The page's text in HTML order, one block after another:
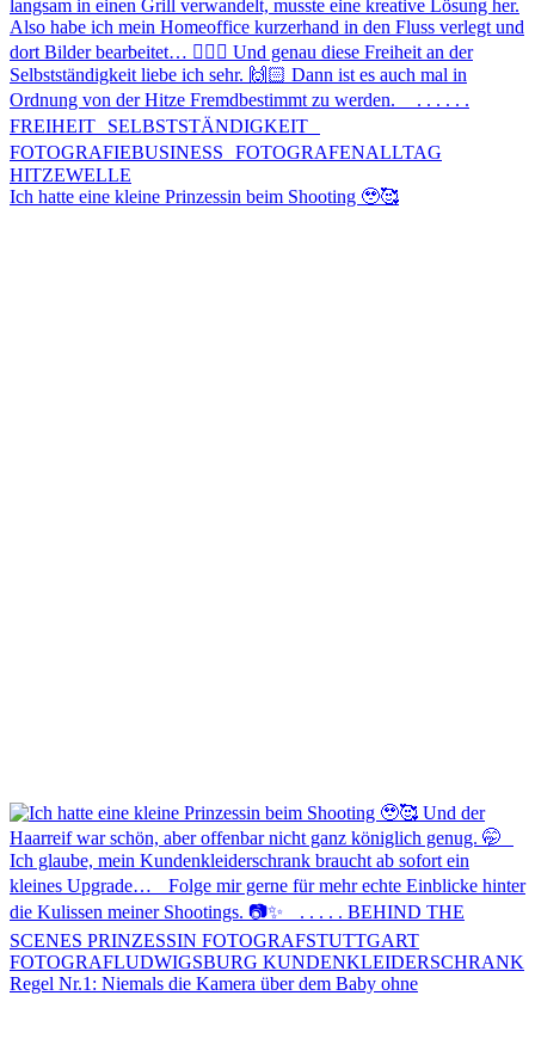
Ich hatte eine kleine Prinzessin beim Shooting 🥹🥰
Regel Nr.1: Niemals die Kamera über dem Baby ohne